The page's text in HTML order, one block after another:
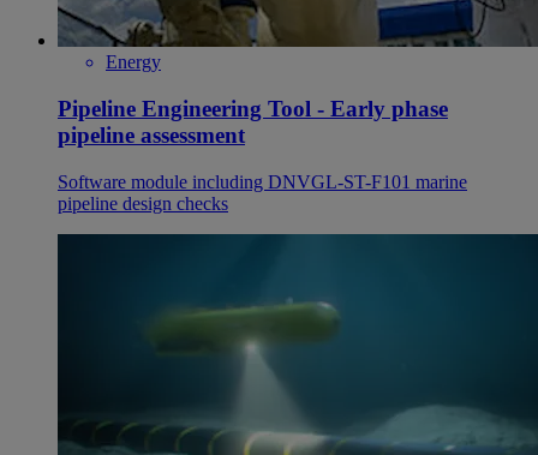
Energy
Pipeline Engineering Tool - Early phase
pipeline assessment
Software module including DNVGL-ST-F101 marine
pipeline design checks